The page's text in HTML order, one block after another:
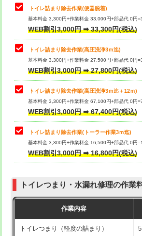
トイレ詰まり除去作業(便器脱着)
基本料金 3,300円+作業料金 33,000円+部品代 0円
WEB割引3,000円 ➡ 33,300円(税込)
トイレ詰まり除去作業(高圧洗浄3ｍ迄)
基本料金 3,300円+作業料金 27,500円+部品代 0円
WEB割引3,000円 ➡ 27,800円(税込)
トイレ詰まり除去作業(高圧洗浄3ｍ迄＋12ｍ)
基本料金 3,300円+作業料金 67,100円+部品代 0円
WEB割引3,000円 ➡ 67,400円(税込)
トイレ詰まり除去作業(トーラー作業3ｍ迄)
基本料金 3,300円+作業料金 16,500円+部品代 0円
WEB割引3,000円 ➡ 16,800円(税込)
トイレつまり・水漏れ修理の作業
作業内容
トイレつまり（軽度の詰まり）